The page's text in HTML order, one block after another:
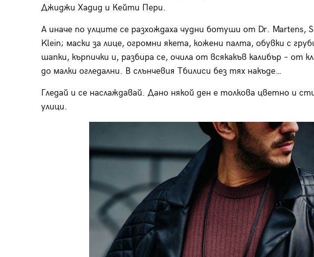
Джиджи Хадид и Кейти Пери.
А иначе по улците се разхождаха чудни ботуши от Dr. Martens,
Klein; маски за лице, огромни якета, кожени палта, обувки с
шапки, кърпички и, разбира се, очила от всякакъв калибър – от
до малки огледални. В слънчевия Тбилиси без тях накъде…
Гледай и се наслаждавай. Дано някой ден е толкова цветно и
улици.